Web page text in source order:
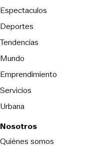
Espectaculos
Deportes
Tendencias
Mundo
Emprendimiento
Servicios
Urbana
Nosotros
Quiénes somos